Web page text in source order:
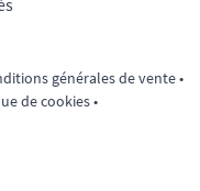
générales de vente•
de cookies•